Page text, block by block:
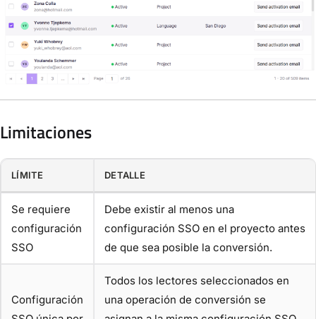
Limitaciones
LÍMITE DETALLE
Se requiere
configuración
SSO
Debe existir al menos una
configuración SSO en el proyecto antes
de que sea posible la conversión.
Configuración
Todos los lectores seleccionados en
una operación de conversión se